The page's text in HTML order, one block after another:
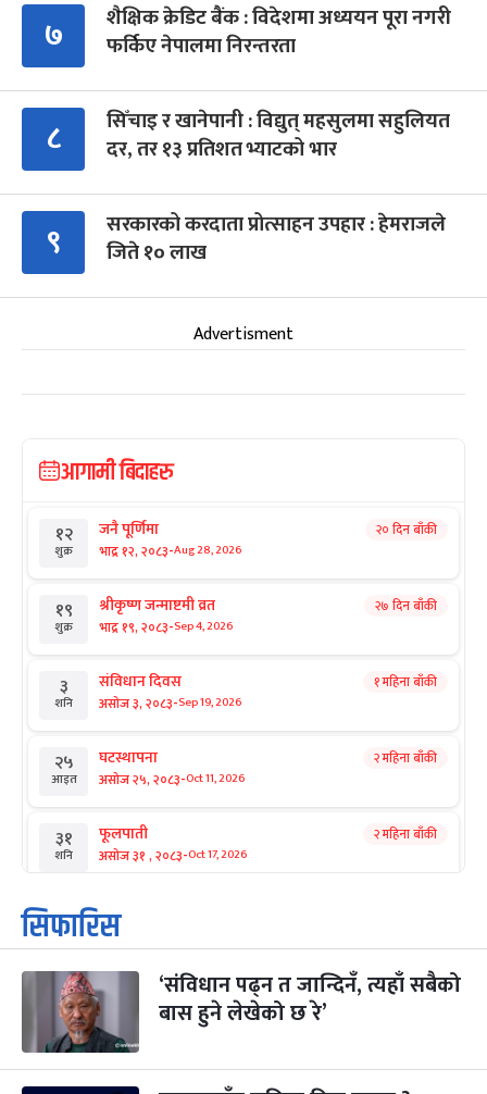
७
शैक्षिक क्रेडिट बैंक : विदेशमा अध्ययन पूरा नगरी
फर्किए नेपालमा निरन्तरता
८
सिँचाइ र खानेपानी : विद्युत् महसुलमा सहुलियत
दर, तर १३ प्रतिशत भ्याटको भार
९
सरकारको करदाता प्रोत्साहन उपहार : हेमराजले
जिते १० लाख
Advertisment
आगामी बिदाहरु
१२
शुक्र
जनै पूर्णिमा
भाद्र १२, २०८३-Aug 28, 2026
२० दिन बाँकी
१९
शुक्र
श्रीकृष्ण जन्माष्टमी व्रत
भाद्र १९, २०८३-Sep 4, 2026
२७ दिन बाँकी
३
शनि
संविधान दिवस
असोज ३, २०८३-Sep 19, 2026
१ महिना बाँकी
२५
आइत
घटस्थापना
असोज २५, २०८३-Oct 11, 2026
२ महिना बाँकी
३१
शनि
फूलपाती
असोज ३१ , २०८३-Oct 17, 2026
२ महिना बाँकी
१
आइत
कार्तिक सङ्क्रान्ति
कार्तिक १, २०८३
३
मंगल
महानवमी
कार्तिक ३, २०८३-Oct 20, 2026
२ महिना बाँकी
४
बुध कार्तिक ४, २०८३ Oct 21, 2026
सिफारिस
‘संविधान पढ्न त जान्दिनँ, त्यहाँ सबैको
बास हुने लेखेको छ रे’